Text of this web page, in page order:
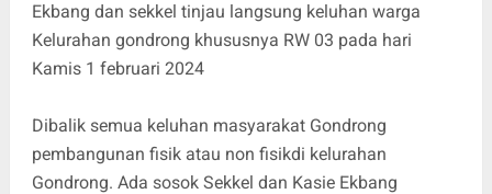
Ekbang dan sekkel tinjau langsung keluhan warga
Kelurahan gondrong khususnya RW 03 pada hari
Kamis 1 februari 2024
Dibalik semua keluhan masyarakat Gondrong
pembangunan fisik atau non fisikdi kelurahan
Gondrong. Ada sosok Sekkel dan Kasie Ekbang